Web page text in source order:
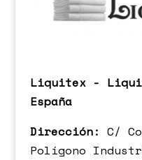
Liquitex -
España
Dirección: C/
Polígono